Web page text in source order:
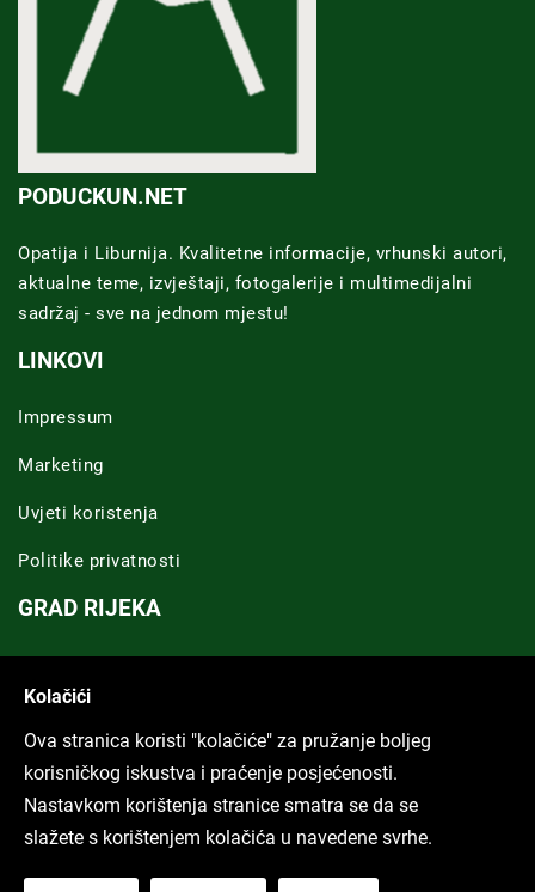
PODUCKUN.NET
Opatija i Liburnija. Kvalitetne informacije, vrhunski autori,
aktualne teme, izvještaji, fotogalerije i multimedijalni
sadržaj - sve na jednom mjestu!
LINKOVI
Impressum
Marketing
Uvjeti koristenja
Politike privatnosti
GRAD RIJEKA
ARHIVA TEKSTOVA
Svi tekstovi
Kolačići
Ova stranica koristi "kolačiće" za pružanje boljeg
korisničkog iskustva i praćenje posjećenosti.
Nastavkom korištenja stranice smatra se da se
slažete s korištenjem kolačića u navedene svrhe.